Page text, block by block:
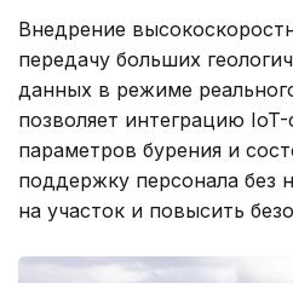
Внедрение
передачу больших
данных в режиме
позволяет интеграцию
параметров бурения и
поддержку персонала без
на участок и повысить